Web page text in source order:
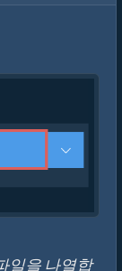
일을 나열합